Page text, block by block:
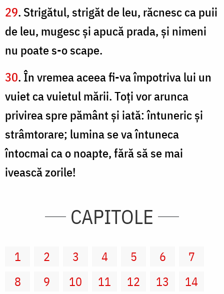
29. Strigătul, strigăt de leu, răcnesc ca puii
de leu, mugesc şi apucă prada, şi nimeni
nu poate s-o scape.
30. În vremea aceea fi-va împotriva lui un
vuiet ca vuietul mării. Toţi vor arunca
privirea spre pământ şi iată: întuneric şi
strâmtorare; lumina se va întuneca
întocmai ca o noapte, fără să se mai
ivească zorile!
CAPITOLE
1 2 3 4 5 6
7
8
9 10 11 12 13
14